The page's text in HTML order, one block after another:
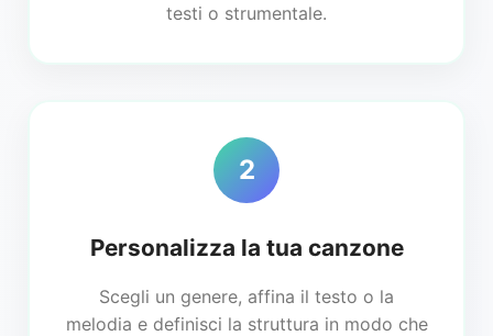
testi o strumentale.
2
Personalizza la tua canzone
Scegli un genere, affina il testo o la
melodia e definisci la struttura in modo che